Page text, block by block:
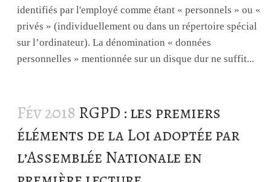
identifiés par l'employé comme étant « personnels » ou «
privés » (individuellement ou dans un répertoire spécial
sur l’ordinateur). La dénomination « données
personnelles » mentionnée sur un disque dur ne suffit...
Fév 2018 RGPD : les premiers
éléments de la Loi adoptée par
l’Assemblée Nationale en